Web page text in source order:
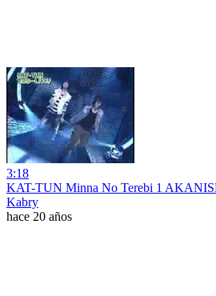
3:18
KAT-TUN Minna No Terebi 1
Kabry
hace 20 años